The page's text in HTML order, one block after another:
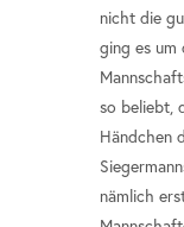
nicht die
ging es um
so beliebt,
Händchen
nämlich